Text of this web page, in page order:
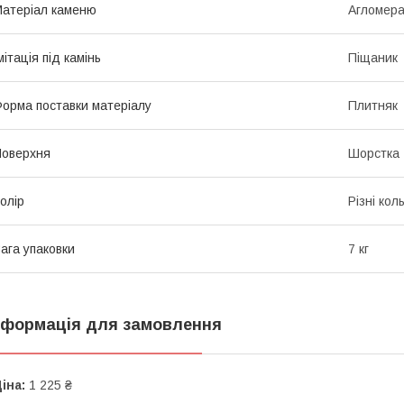
каменю
під камінь Піщаник
поставки матеріалу Плитняк
Шорстка
Різні
упаковки 7 кг
для замовлення
1 225 ₴